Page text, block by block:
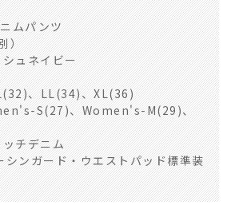
ムパンツ
）
ュネイビー
、LL(34)、XL(36)
S(27)、Women's-M(29)、
チデニム
ンガード・ウエストパッド標準装